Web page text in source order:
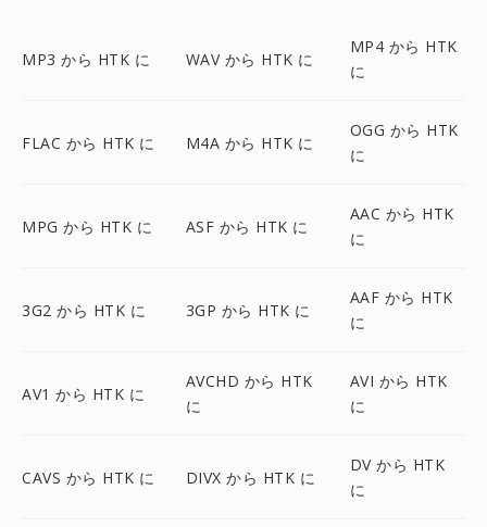
MP3 から HTK に WAV から HTK に
MP4 から HTK
に
FLAC から HTK に M4A から HTK に
OGG から HTK
に
MPG から HTK に ASF から HTK に
AAC から HTK
に
3G2 から HTK に 3GP から HTK に
AAF から HTK
に
AV1 から HTK に
AVCHD から HTK
に
AVI から HTK
に
CAVS から HTK に DIVX から HTK に
DV から HTK
に